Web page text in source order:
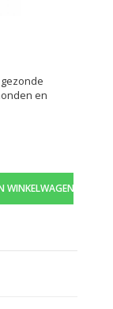
en
WINKELWAGEN